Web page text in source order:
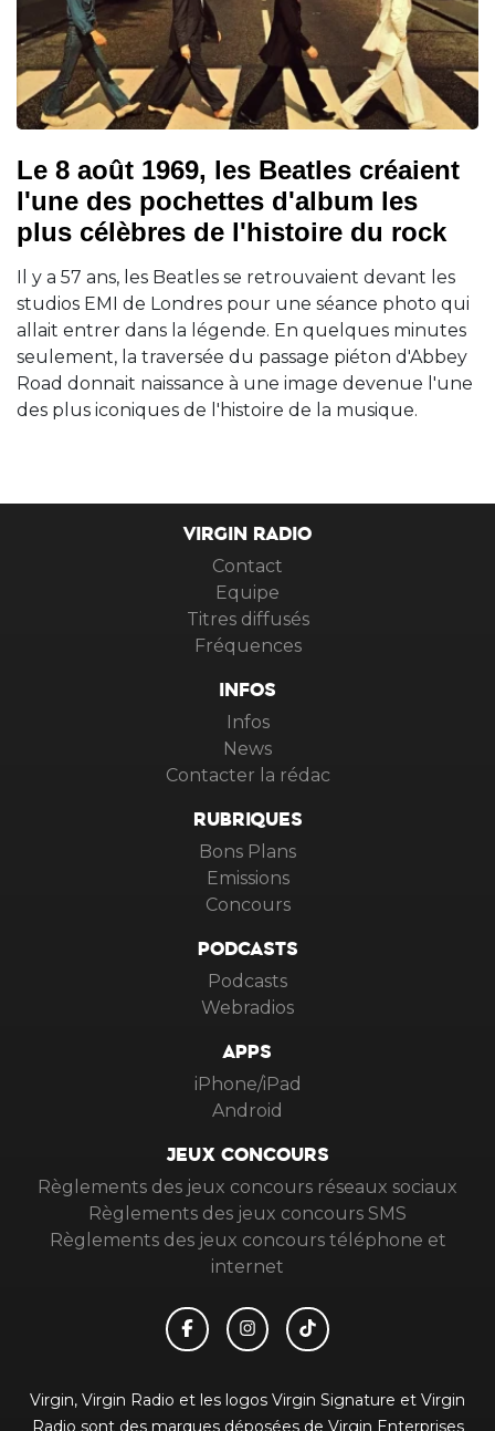
Le 8 août 1969, les Beatles créaient
l'une des pochettes d'album les
plus célèbres de l'histoire du rock
Il y a 57 ans, les Beatles se retrouvaient devant les
studios EMI de Londres pour une séance photo qui
allait entrer dans la légende. En quelques minutes
seulement, la traversée du passage piéton d'Abbey
Road donnait naissance à une image devenue l'une
des plus iconiques de l'histoire de la musique.
VIRGIN RADIO
Contact
Equipe
Titres diffusés
Fréquences
INFOS
Infos
News
Contacter la rédac
RUBRIQUES
Bons Plans
Emissions
Concours
PODCASTS
Podcasts
Webradios
APPS
iPhone/iPad
Android
JEUX CONCOURS
Règlements des jeux concours réseaux sociaux
Règlements des jeux concours SMS
Règlements des jeux concours téléphone et
internet
Virgin, Virgin Radio et les logos Virgin Signature et Virgin